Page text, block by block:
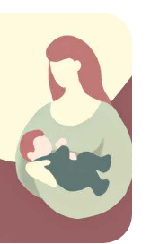
privilégier pour
entretenir
qui, nous le
notre vie de
sport…
l’hygiène de vie
sur la sexualité.